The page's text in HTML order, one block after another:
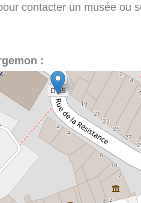
contacter un musée ou
: